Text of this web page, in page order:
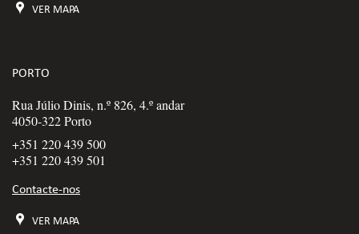
VER MAPA
PORTO
Rua Júlio Dinis, n.º 826, 4.º andar
4050-322 Porto
+351 220 439 500
+351 220 439 501
Contacte-nos
VER MAPA